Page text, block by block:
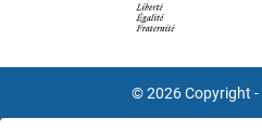
© 2026 Copyright -